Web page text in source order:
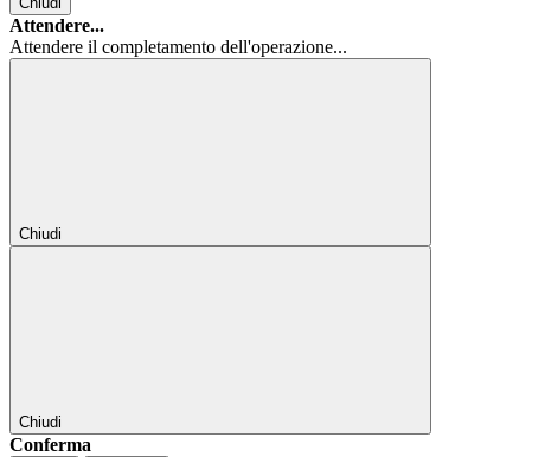
Attendere...
Attendere il completamento dell'operazione...
Chiudi
Chiudi
Conferma